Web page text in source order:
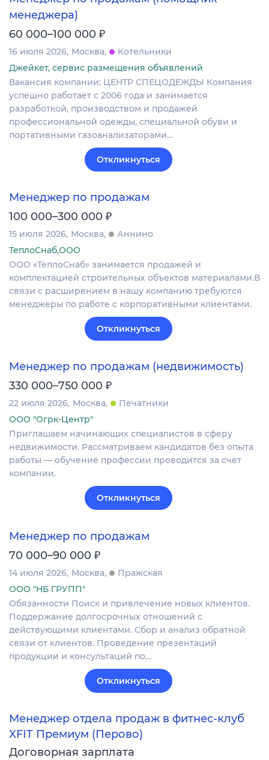
менеджера)
60 000–100 000 ₽
16 июля 2026 Москва
Котельники
Джейкет, сервис размещения объявлений
Вакансия компании: ЦЕНТР СПЕЦОДЕЖДЫ Компания
успешно работает с 2006 года и занимается
разработкой, производством и продажей
профессиональной одежды, специальной обуви и
портативными газоанализаторами…
Откликнуться
Менеджер по продажам
100 000–300 000 ₽
15 июля 2026 Москва
Аннино
ТеплоСнаб,ООО
ООО «ТеплоСнаб» занимается продажей и
комплектацией строительных объектов материалами.В
связи с расширением в нашу компанию требуются
менеджеры по работе с корпоративными клиентами.
Откликнуться
Менеджер по продажам (недвижимость)
330 000–750 000 ₽
22 июля 2026 Москва
Печатники
ООО "Огрк-Центр"
Приглашаем начинающих специалистов в сферу
недвижимости. Рассматриваем кандидатов без опыта
работы — обучение профессии проводится за счет
компании.
Откликнуться
Менеджер по продажам
70 000–90 000 ₽
14 июля 2026 Москва
Пражская
ООО "НБ ГРУПП"
Обязанности Поиск и привлечение новых клиентов.
Поддержание долгосрочных отношений с
действующими клиентами. Сбор и анализ обратной
связи от клиентов. Проведение презентаций
продукции и консультаций по…
Откликнуться
Менеджер отдела продаж в фитнес-клуб
XFIT Премиум (Перово)
Договорная зарплата